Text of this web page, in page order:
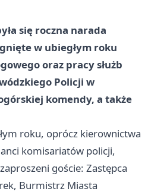
się roczna narada
w ubiegłym roku
oraz pracy służb
Policji w
komendy, a także
roku, oprócz kierownictwa
komisariatów policji,
goście: Zastępca
Burmistrz Miasta